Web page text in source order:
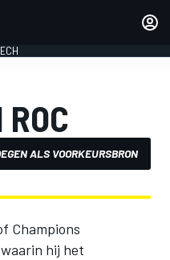
ALS VOORKEURSBRON
Champions
hij het